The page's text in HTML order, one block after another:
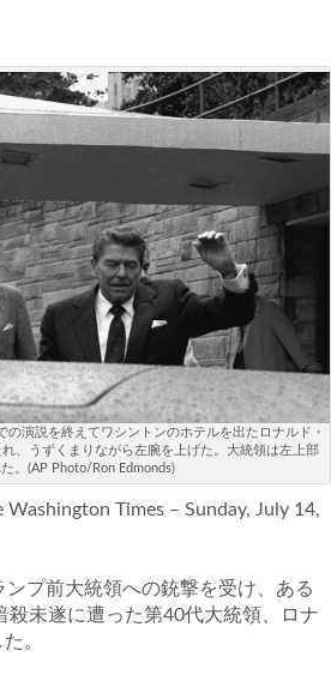
リティ―
衛
策
の演説を終えてワシントンのホテルを出たロナルド・
、うずくまりながら左腕を上げた。大統領は左上部
。(AP Photo/Ron Edmonds)
Washington Times – Sunday, July 14,
プ前大統領への銃撃を受け、ある
殺未遂に遭った第40代大統領、ロナ
。